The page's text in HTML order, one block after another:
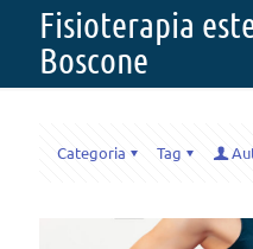
Fisioterapia
Boscone
Categoria Tag